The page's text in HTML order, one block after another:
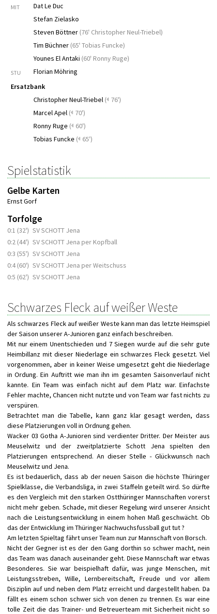
MIT
Dat Le Duc
Stefan Zielasko
Steven Böttner (76' Christopher Neul-Triebel)
Tim Büchner (65' Tobias Funcke)
Younes El Antaki (60' Ronny Ruge)
STU
Florian Möhring
Ersatzbank
Christopher Neul-Triebel ( 76')
Marcel Apel ( 70')
Ronny Ruge ( 60')
Tobias Funcke ( 65')
Spielstatistik
Gelbe Karten
Ernst Gorf
Torfolge
0:1 (32') SV SCHOTT Jena
0:2 (44') SV SCHOTT Jena per Kopfball
0:3 (55') SV SCHOTT Jena
0:4 (60') SV SCHOTT Jena per Weitschuss
0:5 (62') SV SCHOTT Jena
Schwarzes Fleck auf weißer Weste
Als schwarzes Fleck auf weißer Weste kann man das letzte Heimspiel
der Saison unserer A-Junioren ganz einfach beschreiben.
Mit nur einem Unentschieden und 7 Siegen wurde auf die sehr gute
Heimbillanz mit dieser Niederlage ein schwarzes Fleck gesetzt. Viel
vorgenommen, aber in keiner Weise umgesetzt geht die Niederlage
in Ordung. Ein Auftritt wie man ihn im gesamten Saisonverlauf nicht
kannte. Ein Team was einfach nicht auf dem Platz war. Einfachste
Fehler machte, Chancen nicht nutzte und von Team war fast nichts zu
verspüren.
Betrachtet man die Tabelle, kann ganz klar gesagt werden, dass
diese Platzierungen voll in Ordnung gehen.
Wacker 03 Gotha A-Junioren sind verdienter Dritter. Der Meister aus
Meuselwitz und der zweitplatzierte Schott Jena spielten den
Platzierungen entsprechend. An dieser Stelle - Glückwunsch nach
Meuselwitz und Jena.
Es ist bedauerlich, dass ab der neuen Saison die höchste Thüringer
Spielklasse, die Verbandsliga, in zwei Staffeln geteilt wird. So dürfte
es den Vergleich mit den starken Ostthüringer Mannschaften vorerst
nicht mehr geben. Schade, mit dieser Regelung wird unserer Ansicht
nach die Leistungsentwicklung in einem hohen Maß geschwächt. Ob
das der Entwicklung im Thüringer Nachwuchsfussball gut tut ?
Am letzten Spieltag fährt unser Team nun zur Mannschaft von Borsch.
Nicht der Gegner ist es der den Gang dorthin so schwer macht, nein
das Team was danach auseinander geht. Diese Mannschaft war etwas
Besonderes. Sie war beispielhaft dafür, was junge Menschen, mit
Leistungsstreben, Wille, Lernbereitschaft, Freude und vor allem
Disziplin auf und neben dem Platz erreicht und dargestellt haben. Da
fällt es einem schon schwer sich von denen zu trennen. Es war eine
tolle Zeit die das Trainer- und Betreuerteam mit Sicherheit nicht so